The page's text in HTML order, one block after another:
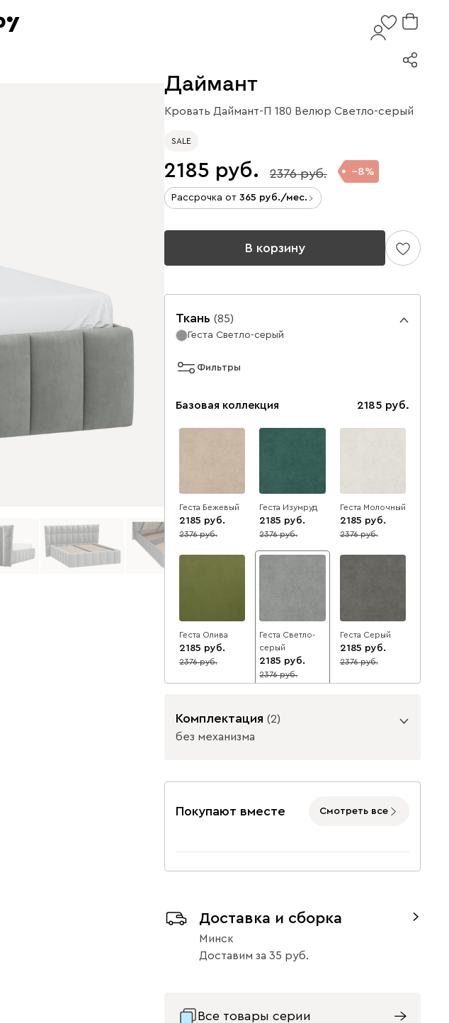
Даймант
Кровать Даймант-П 180 Велюр Светло-серый
SALE
2185 2376 8
Рассрочка от 365 /мес.
В корзину
Ткань (85)
Геста Светло-серый
Фильтры
Базовая коллекция 2185
Геста Бежевый
2185
8
2376
Геста Изумруд
2185
8
2376
Геста Молочный
2185
8
2376
Геста Олива
2185
8
2376
Геста Светло-
серый
2185
8
2376
Геста Серый
2185
8
2376
Бежевый
Комплектация (2)
без механизма
без механизма с механизмом
Покупают вместе Смотреть все
Доставка и сборка
Минск
Доставим за 35
Все товары серии